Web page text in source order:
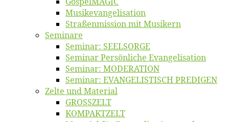
Musikevan­ge­li­sa­tion
Straßenmis­sion mit Musikern
Se­mi­na­re
Se­mi­nar: SEELSORGE
Se­mi­nar Per­sön­li­che Evangelisation
Se­mi­nar: MODERATION
Se­mi­nar: EVANGELISTISCH PREDIGEN
Zel­te und Material
GROSSZELT
KOMPAKTZELT